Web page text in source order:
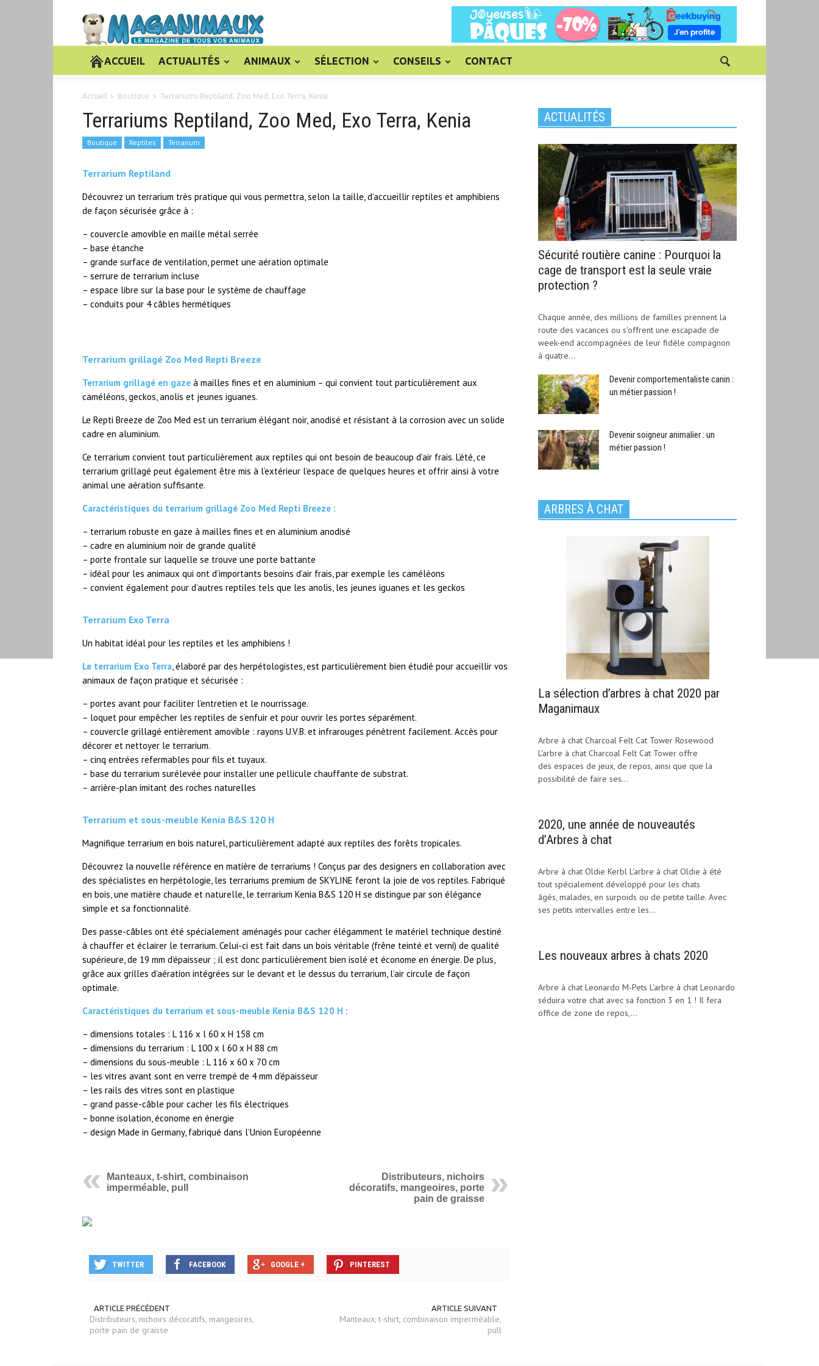
ACCUEIL ACTUALITÉS ANIMAUX SÉLECTION CONSEILS CONTACT
Accueil Boutique Terrariums Reptiland, Zoo Med, Exo Terra, Kenia
Terrariums Reptiland, Zoo Med, Exo Terra, Kenia
Boutique Reptiles Terrarium
Terrarium Reptiland
Découvrez un terrarium très pratique qui vous permettra, selon la taille, d’accueillir reptiles et amphibiens
de façon sécurisée grâce à :
– couvercle amovible en maille métal serrée
– base étanche
– grande surface de ventilation, permet une aération optimale
– serrure de terrarium incluse
– espace libre sur la base pour le système de chauffage
– conduits pour 4 câbles hermétiques
Terrarium grillagé Zoo Med Repti Breeze
Terrarium grillagé en gaze à mailles fines et en aluminium – qui convient tout particulièrement aux
caméléons, geckos, anolis et jeunes iguanes.
Le Repti Breeze de Zoo Med est un terrarium élégant noir, anodisé et résistant à la corrosion avec un solide
cadre en aluminium.
Ce terrarium convient tout particulièrement aux reptiles qui ont besoin de beaucoup d’air frais. L’été, ce
terrarium grillagé peut également être mis à l’extérieur l’espace de quelques heures et offrir ainsi à votre
animal une aération suffisante.
Caractéristiques du terrarium grillagé Zoo Med Repti Breeze :
– terrarium robuste en gaze à mailles fines et en aluminium anodisé
– cadre en aluminium noir de grande qualité
– porte frontale sur laquelle se trouve une porte battante
– idéal pour les animaux qui ont d’importants besoins d’air frais, par exemple les caméléons
– convient également pour d’autres reptiles tels que les anolis, les jeunes iguanes et les geckos
Terrarium Exo Terra
Un habitat idéal pour les reptiles et les amphibiens !
Le terrarium Exo Terra, élaboré par des herpétologistes, est particulièrement bien étudié pour accueillir vos
animaux de façon pratique et sécurisée :
– portes avant pour faciliter l’entretien et le nourrissage.
– loquet pour empêcher les reptiles de s’enfuir et pour ouvrir les portes séparément.
– couvercle grillagé entièrement amovible : rayons U.V.B. et infrarouges pénètrent facilement. Accès pour
décorer et nettoyer le terrarium.
– cinq entrées refermables pour fils et tuyaux.
– base du terrarium surélevée pour installer une pellicule chauffante de substrat.
– arrière-plan imitant des roches naturelles
Terrarium et sous-meuble Kenia B&S 120 H
Magnifique terrarium en bois naturel, particulièrement adapté aux reptiles des forêts tropicales.
Découvrez la nouvelle référence en matière de terrariums ! Conçus par des designers en collaboration avec
des spécialistes en herpétologie, les terrariums premium de SKYLINE feront la joie de vos reptiles. Fabriqué
en bois, une matière chaude et naturelle, le terrarium Kenia B&S 120 H se distingue par son élégance
simple et sa fonctionnalité.
Des passe-câbles ont été spécialement aménagés pour cacher élégamment le matériel technique destiné
à chauffer et éclairer le terrarium. Celui-ci est fait dans un bois véritable (frêne teinté et verni) de qualité
supérieure, de 19 mm d’épaisseur ; il est donc particulièrement bien isolé et économe en énergie. De plus,
grâce aux grilles d’aération intégrées sur le devant et le dessus du terrarium, l’air circule de façon
optimale.
Caractéristiques du terrarium et sous-meuble Kenia B&S 120 H :
– dimensions totales : L 116 x l 60 x H 158 cm
– dimensions du terrarium : L 100 x l 60 x H 88 cm
– dimensions du sous-meuble : L 116 x 60 x 70 cm
– les vitres avant sont en verre trempé de 4 mm d’épaisseur
– les rails des vitres sont en plastique
– grand passe-câble pour cacher les fils électriques
– bonne isolation, économe en énergie
– design Made in Germany, fabriqué dans l’Union Européenne
Manteaux, t-shirt, combinaison
imperméable, pull
Distributeurs, nichoirs
décoratifs, mangeoires, porte
pain de graisse
TWITTER FACEBOOK GOOGLE + PINTEREST
ARTICLE PRÉCÉDENT
Distributeurs, nichoirs décoratifs, mangeoires,
porte pain de graisse
ARTICLE SUIVANT
Manteaux, t-shirt, combinaison imperméable,
pull
ACTUALITÉS
Sécurité routière canine : Pourquoi la
cage de transport est la seule vraie
protection ?
Chaque année, des millions de familles prennent la
route des vacances ou s'offrent une escapade de
week-end accompagnées de leur fidèle compagnon
à quatre...
Devenir comportementaliste canin :
un métier passion !
Devenir soigneur animalier : un
métier passion !
ARBRES À CHAT
La sélection d’arbres à chat 2020 par
Maganimaux
Arbre à chat Charcoal Felt Cat Tower Rosewood
L'arbre à chat Charcoal Felt Cat Tower offre
des espaces de jeux, de repos, ainsi que que la
possibilité de faire ses...
2020, une année de nouveautés
d’Arbres à chat
Arbre à chat Oldie Kerbl L'arbre à chat Oldie à été
tout spécialement développé pour les chats
âgés, malades, en surpoids ou de petite taille. Avec
ses petits intervalles entre les...
Les nouveaux arbres à chats 2020
Arbre à chat Leonardo M-Pets L'arbre à chat Leonardo
séduira votre chat avec sa fonction 3 en 1 ! Il fera
office de zone de repos,...